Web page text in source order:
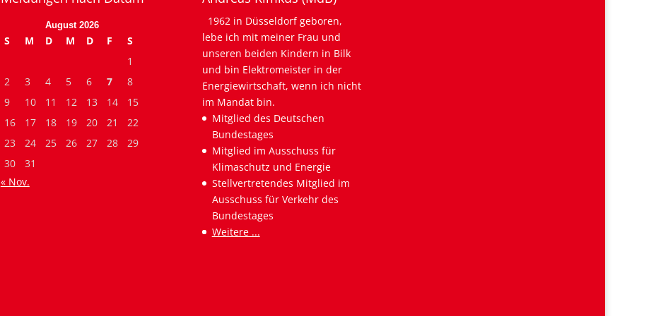
August 2026
S M D M D F
S
1
2
3 4 5 6 7
8
9
10 11 12 13 14
15
16
17 18 19 20 21
22
23
24 25 26 27 28
29
30
31
« Nov.
1962 in Düsseldorf geboren,
lebe ich mit meiner Frau und
unseren beiden Kindern in Bilk
und bin Elektromeister in der
Energiewirtschaft, wenn ich nicht
im Mandat bin.
Mitglied des Deutschen
Bundestages
Mitglied im Ausschuss für
Klimaschutz und Energie
Stellvertretendes Mitglied im
Ausschuss für Verkehr des
Bundestages
Weitere ...